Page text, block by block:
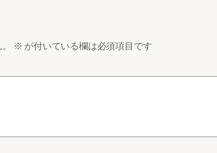
※ が付いている欄は必須項目です